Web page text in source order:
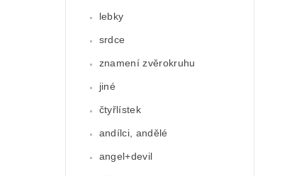
lebky
srdce
znamení zvěrokruhu
jiné
čtyřlístek
andílci, andělé
angel+devil